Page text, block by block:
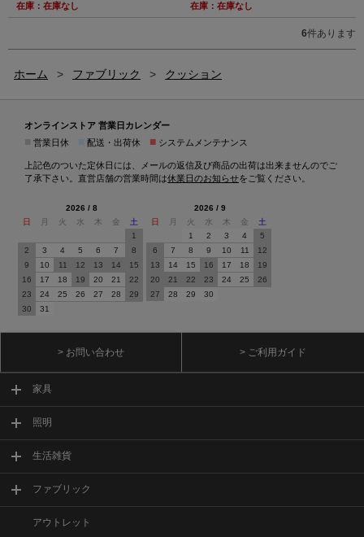
在庫：在庫なし 在庫：在庫なし
6件あります
ホーム > ファブリック > クッション
オンラインストア 営業日カレンダー
営業日休 配送・出荷休 ■ システムメンテナンス
上記色のついた定休日には、メールの返信及び商品の出荷は出来ませんのでご
了承下さい。直営店舗の営業時間は休業日のお知らせをご覧ください。
2026 / 8
日
月 火 水 木 金
土
1
2
3 4 5 6 7
8
9
10 11 12 13 14
15
16
17 18 19 20 21
22
23
24 25 26 27 28
29
30
31
2026 / 9
日
月 火 水 木 金
土
1
2 3 4
5
6
7 8 9 10 11
12
13
14 15 16 17 18
19
20
21 22 23 24 25
26
27
28 29 30
> お問い合わせ > ご利用ガイド
家具
照明
生活雑貨
ファブリック
アウトレット